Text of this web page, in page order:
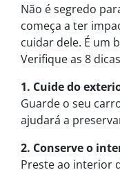
Não é segredo
começa a ter
cuidar dele. É um
Verifique as 8
1. Cuide do
Guarde o seu
ajudará a
2. Conserve o
Preste ao interior